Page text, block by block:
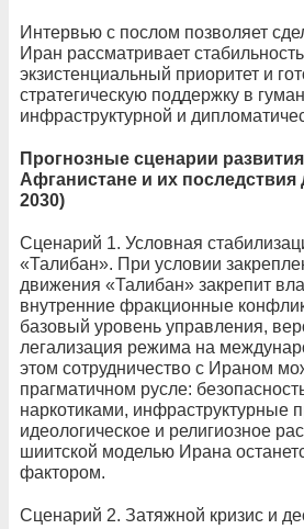
Интервью с послом позволяет
Иран рассматривает
экзистенциальный приоритет и
стратегическую поддержку в
инфраструктурной и
Прогнозные сценарии
Афганистане и их последствия
2030)
Сценарий 1. Условная
«Талибан». При условии
движения «Талибан» закрепит
внутренние фракционные
базовый уровень управления,
легализация режима на
этом сотрудничество с Ираном
прагматичном русле:
наркотиками, инфраструктурные
идеологическое и религиозное
шиитской моделью Ирана
фактором.
Сценарий 2. Затяжной кризис и